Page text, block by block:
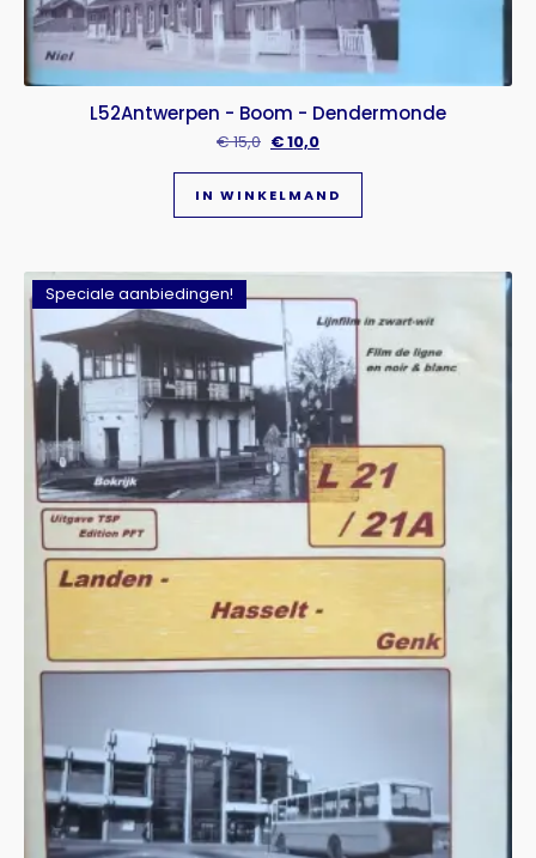
L52Antwerpen - Boom - Dendermonde
€15,0 €10,0
IN WINKELMAND
Speciale aanbiedingen!